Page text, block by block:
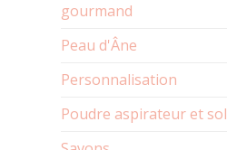
gourmand
Peau d'Âne
Personnalisation
Poudre aspirateur et sol